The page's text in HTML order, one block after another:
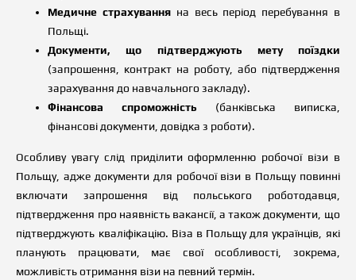
Медичне страхування на весь період перебування в
Польщі.
Документи, що підтверджують мету поїздки
(запрошення, контракт на роботу, або підтвердження
зарахування до навчального закладу).
Фінансова спроможність (банківська виписка,
фінансові документи, довідка з роботи).
Особливу увагу слід приділити оформленню робочої візи в
Польщу, адже документи для робочої візи в Польщу повинні
включати запрошення від польського роботодавця,
підтвердження про наявність вакансії, а також документи, що
підтверджують кваліфікацію. Віза в Польщу для українців, які
планують працювати, має свої особливості, зокрема,
можливість отримання візи на певний термін.